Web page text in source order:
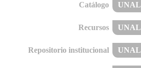
Catálogo UNAL
Recursos UNAL
Repositorio institucional UNAL